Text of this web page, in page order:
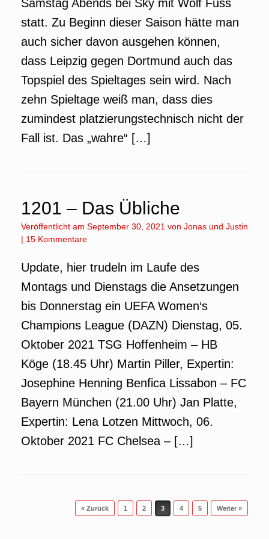
Samstag Abends bei Sky mit Wolf Fuss
statt. Zu Beginn dieser Saison hätte man
auch sicher davon ausgehen können,
dass Leipzig gegen Dortmund auch das
Topspiel des Spieltages sein wird. Nach
zehn Spieltage weiß man, dass dies
zumindest platzierungstechnisch nicht der
Fall ist. Das „wahre“ […]
1201 – Das Übliche
Veröffentlicht am September 30, 2021 von Jonas und Justin
| 15 Kommentare
Update, hier trudeln im Laufe des
Montags und Dienstags die Ansetzungen
bis Donnerstag ein UEFA Women‘s
Champions League (DAZN) Dienstag, 05.
Oktober 2021 TSG Hoffenheim – HB
Köge (18.45 Uhr) Martin Piller, Expertin:
Josephine Henning Benfica Lissabon – FC
Bayern München (21.00 Uhr) Jan Platte,
Expertin: Lena Lotzen Mittwoch, 06.
Oktober 2021 FC Chelsea – […]
Beitragsnavigation« Zurück 1 2 3 4 5 Weiter »